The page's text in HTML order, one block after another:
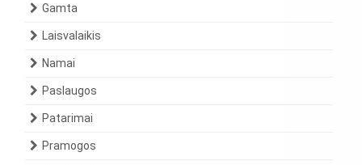
Gamta
Laisvalaikis
Namai
Paslaugos
Patarimai
Pramogos